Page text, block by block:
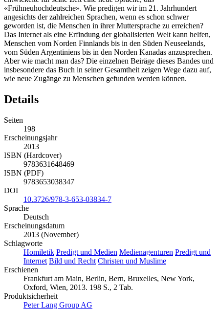
«Frühneuhochdeutsche». Wie predigen wir im 21. Jahrhundert
angesichts der zahlreichen Sprachen, wenn es schon schwer
geworden ist, die Menschen in ihrer Muttersprache zu erreichen?
Das Internet als eine Erfindung der globalisierten Welt kann helfen,
Menschen vom Norden Finnlands bis in den Süden Neuseelands,
vom Süden Argentiniens bis in den Norden Kanadas anzusprechen.
Aber wie macht man das? Die einzelnen Beiräge dieses Bandes und
insbesondere das Buch in seiner Gesamtheit zeigen Wege dazu auf,
wie neue Zugänge zu Menschen gefunden werden können.
Details
Seiten
198
Erscheinungsjahr
2013
ISBN (Hardcover)
9783631648469
ISBN (PDF)
9783653038347
DOI
10.3726/978-3-653-03834-7
Sprache
Deutsch
Erscheinungsdatum
2013 (November)
Schlagworte
Homiletik Predigt und Medien Medienagenturen Predigt und
Internet Bild und Recht Christen und Muslime
Erschienen
Frankfurt am Main, Berlin, Bern, Bruxelles, New York,
Oxford, Wien, 2013. 198 S., 2 Tab.
Produktsicherheit
Peter Lang Group AG